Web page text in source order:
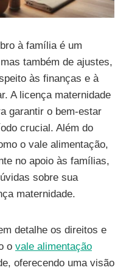
à família é um
também de ajustes,
às finanças e à
A licença maternidade
garantir o bem-estar
crucial. Além do
o vale alimentação,
no apoio às famílias,
sobre sua
maternidade.
detalhe os direitos e
o vale alimentação
oferecendo uma visão